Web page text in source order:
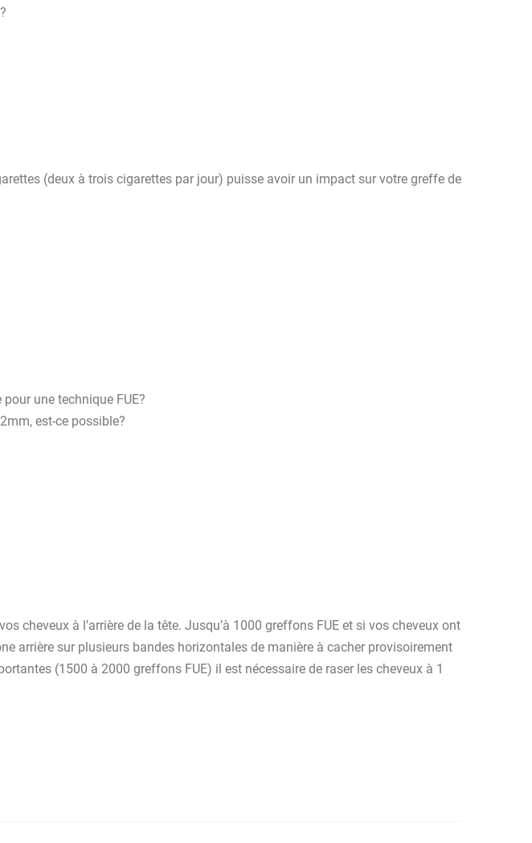
(deux à trois cigarettes par jour) puisse avoir un impact sur votre greffe de
une technique FUE?
est-ce possible?
cheveux à l’arrière de la tête. Jusqu’à 1000 greffons FUE et si vos cheveux ont
arrière sur plusieurs bandes horizontales de manière à cacher provisoirement
(1500 à 2000 greffons FUE) il est nécessaire de raser les cheveux à 1